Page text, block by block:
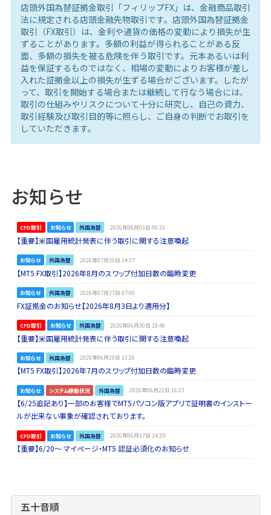
店頭外国為替証拠金取引「フィリップFX」は、金融商品取引
法に規定される店頭金融先物取引です。店頭外国為替証拠金
取引（FX取引）は、金利や通貨の価格の変動により損失が生
ずることがあります。多額の利益が得られることがある反
面、多額の損失を被る危険を伴う取引です。元本あるいは利
益を保証するものではなく、相場の変動によりお客様が差し
入れた証拠金以上の損失が生ずる場合がございます。したが
って、取引を開始する場合または継続して行なう場合には、
取引の仕組みやリスクについて十分に研究し、自己の資力、
取引経験及び取引目的等に照らし、ご自身の判断でお取引を
していただきます。
お知らせ
CFD取引 お知らせ 外国為替 2026年08月03日 09:33
【重要】米国雇用統計発表に伴う取引に関する注意喚起
お知らせ 外国為替 2026年07月30日 14:37
【MT5 FX取引】2026年8月のスワップ付加日数の臨時変更
お知らせ 外国為替 2026年07月27日 07:00
FX証拠金のお知らせ【2026年8月3日より適用分】
CFD取引 お知らせ 外国為替 2026年06月30日 10:40
【重要】米国雇用統計発表に伴う取引に関する注意喚起
お知らせ 外国為替 2026年06月29日 13:26
【MT5 FX取引】2026年7月のスワップ付加日数の臨時変更
お知らせ システム稼動状況 外国為替 2026年06月22日 16:23
【6/25追記あり】一部のお客様でMT5パソコン版アプリで証明書のインストー
ルが出来ない事象が確認されております。
CFD取引 お知らせ 外国為替 2026年06月17日 14:35
【重要】6/20～ マイページ・MT5 認証必須化のお知らせ
五十音順